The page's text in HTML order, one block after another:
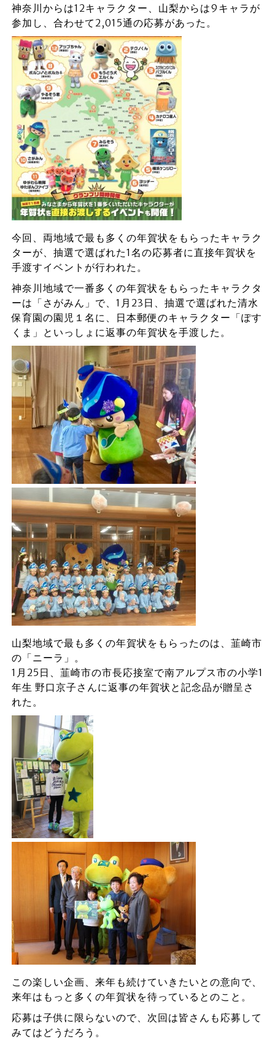
神奈川からは12キャラクター、山梨からは9キャラが
参加し、合わせて2,015通の応募があった。
今回、両地域で最も多くの年賀状をもらったキャラク
ターが、抽選で選ばれた1名の応募者に直接年賀状を
手渡すイベントが行われた。
神奈川地域で一番多くの年賀状をもらったキャラクタ
ーは「さがみん」で、1月23日、抽選で選ばれた清水
保育園の園児１名に、日本郵便のキャラクター「ぽす
くま」といっしょに返事の年賀状を手渡した。
山梨地域で最も多くの年賀状をもらったのは、韮崎市
の「ニーラ」。
1月25日、韮崎市の市長応接室で南アルプス市の小学1
年生 野口京子さんに返事の年賀状と記念品が贈呈さ
れた。
この楽しい企画、来年も続けていきたいとの意向で、
来年はもっと多くの年賀状を待っているとのこと。
応募は子供に限らないので、次回は皆さんも応募して
みてはどうだろう。